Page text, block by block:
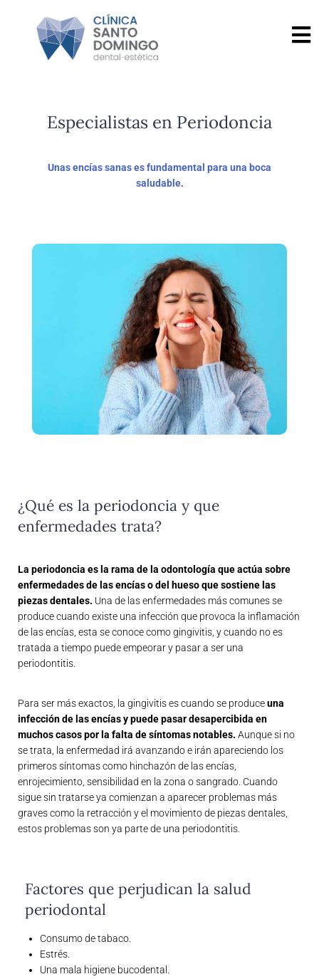
Especialistas en Periodoncia
Unas encías sanas es fundamental para una boca
saludable.
¿Qué es la periodoncia y que
enfermedades trata?
La periodoncia es la rama de la odontología que actúa sobre
enfermedades de las encías o del hueso que sostiene las
piezas dentales. Una de las enfermedades más comunes se
produce cuando existe una infección que provoca la inflamación
de las encías, esta se conoce como gingivitis, y cuando no es
tratada a tiempo puede empeorar y pasar a ser una
periodontitis.
Para ser más exactos, la gingivitis es cuando se produceuna
infección de las encías y puede pasar desapercibida en
muchos casos por la falta de síntomas notables. Aunque si no
se trata, la enfermedad irá avanzando e irán apareciendo los
primeros síntomas como hinchazón de las encías,
enrojecimiento, sensibilidad en la zona o sangrado. Cuando
sigue sin tratarse ya comienzan a aparecer problemas más
graves como la retracción y el movimiento de piezas dentales,
estos problemas son ya parte de una periodontitis.
Factores que perjudican la salud
periodontal
Consumo de tabaco.
Estrés.
Una mala higiene bucodental.